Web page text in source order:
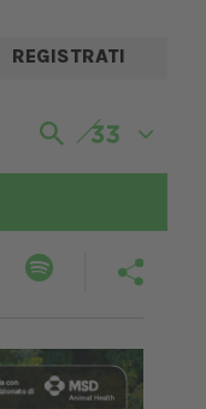
REGISTRATI